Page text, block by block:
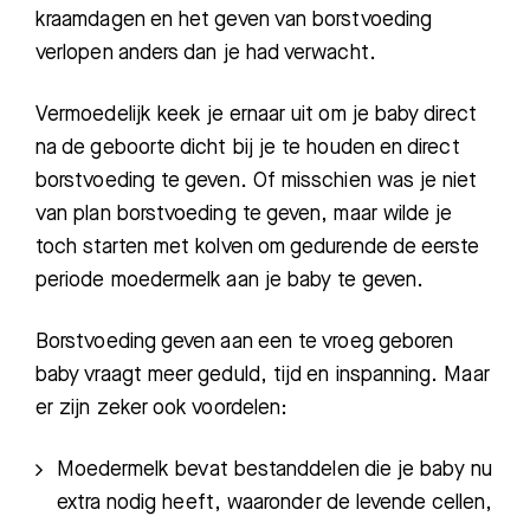
kraamdagen en het geven van borstvoeding
verlopen anders dan je had verwacht.
Vermoedelijk keek je ernaar uit om je baby direct
na de geboorte dicht bij je te houden en direct
borstvoeding te geven. Of misschien was je niet
van plan borstvoeding te geven, maar wilde je
toch starten met kolven om gedurende de eerste
periode moedermelk aan je baby te geven.
Borstvoeding geven aan een te vroeg geboren
baby vraagt meer geduld, tijd en inspanning. Maar
er zijn zeker ook voordelen:
Moedermelk bevat bestanddelen die je baby nu
extra nodig heeft, waaronder de levende cellen,